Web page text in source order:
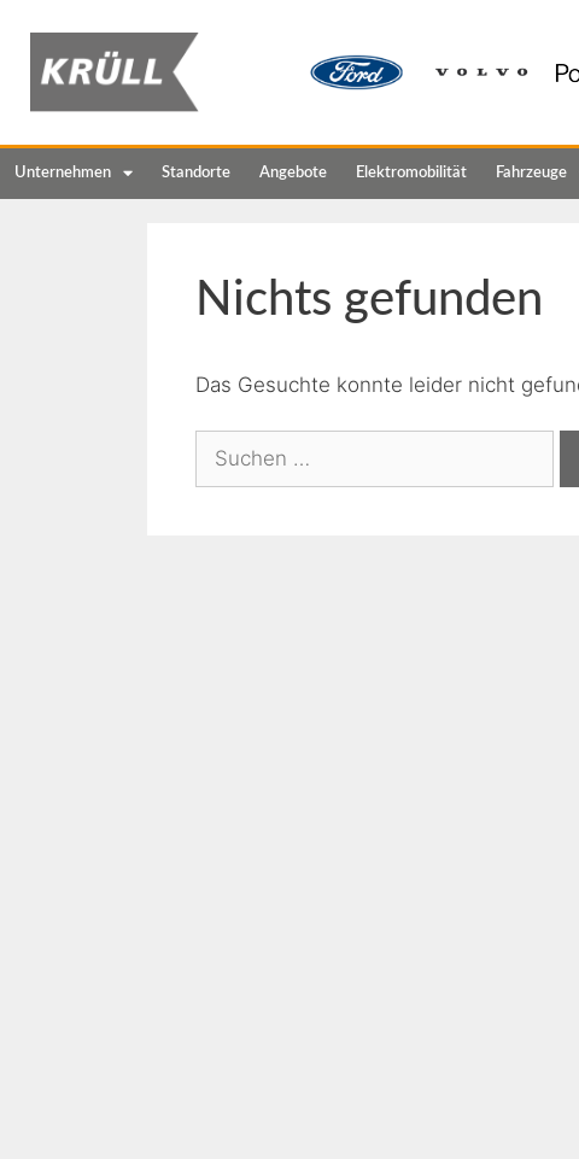
Unternehmen Standorte Angebote Elektromobilität Fahrzeuge
Nichts gefunden
Das Gesuchte konnte leider nicht